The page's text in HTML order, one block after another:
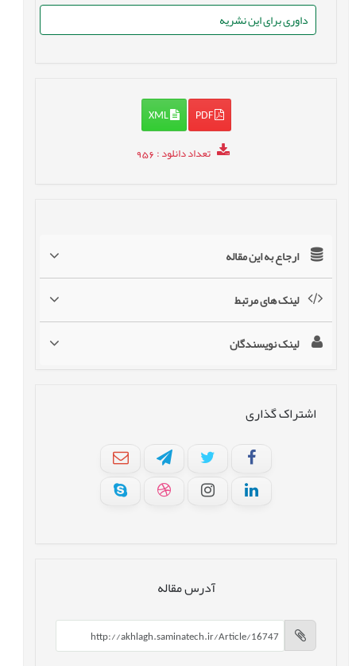
داوری برای این نشریه
PDF
XML
تعداد دانلود: 956
ارجاع به این مقاله
لینک های مرتبط
لینک نویسندگان
اشتراک گذاری
آدرس مقاله